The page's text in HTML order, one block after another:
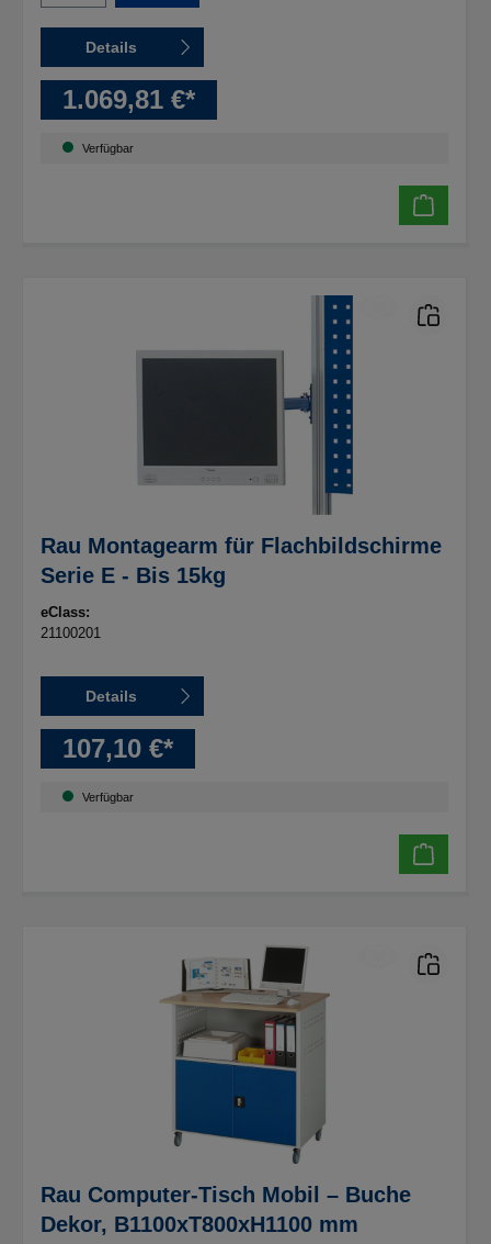
Details
1.069,81 €*
Verfügbar
Rau Montagearm für Flachbildschirme
Serie E - Bis 15kg
eClass:
21100201
Details
107,10 €*
Verfügbar
Rau Computer-Tisch Mobil – Buche
Dekor, B1100xT800xH1100 mm